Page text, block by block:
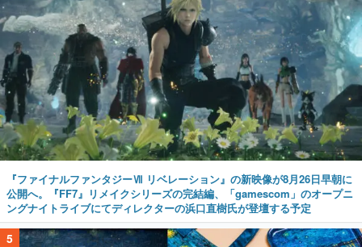
『ファイナルファンタジーⅦ リベレーション』の新映像が8月26日早朝に
公開へ。『FF7』リメイクシリーズの完結編、「gamescom」のオープニ
ングナイトライブにてディレクターの浜口直樹氏が登壇する予定
5